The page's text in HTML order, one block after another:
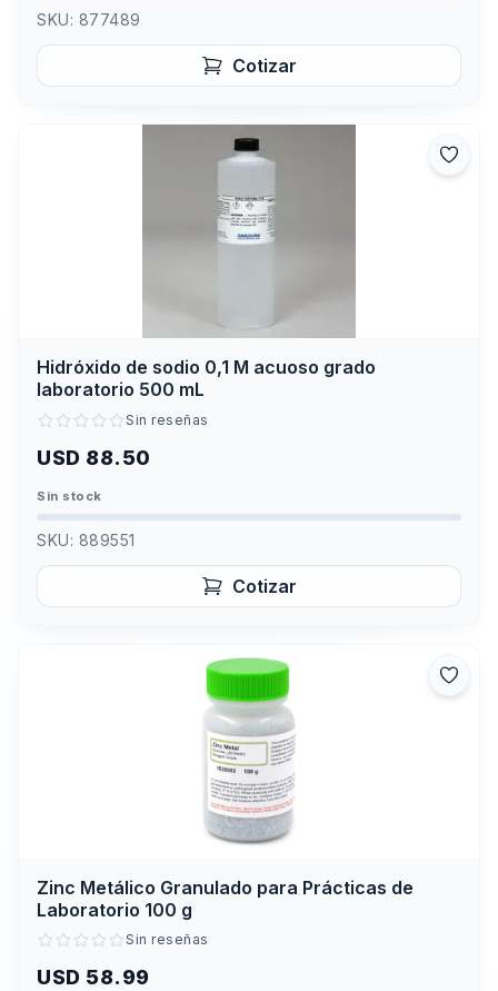
SKU: 877489
Cotizar
Hidróxido de sodio 0,1 M acuoso grado
laboratorio 500 mL
Sin reseñas
USD 88.50
Sin stock
SKU: 889551
Cotizar
Zinc Metálico Granulado para Prácticas de
Laboratorio 100 g
Sin reseñas
USD 58.99